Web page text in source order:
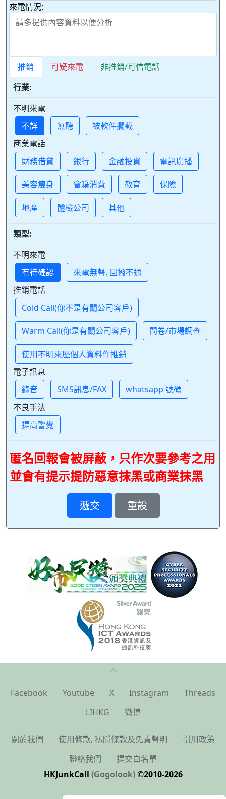
來電情況:
推銷 可疑來電
非推銷/可信電話
行業:
不明來電
不詳
無聽
被軟件攔截
商業電話
財務借貸
銀行 金融投資 電訊廣播
美容瘦身 會籍消費 教育 保險
地產 體檢公司 其他
類型:
不明來電
有待確認
來電無聲, 回撥不通
推銷電話
Cold Call(你不是有關公司客戶)
Warm Call(你是有關公司客戶) 問卷/市場調查
使用不明來歷個人資料作推銷
電子訊息
錄音
SMS訊息/FAX
whatsapp 號碼
不良手法
提高警覺
匿名回報會被屏蔽，只作次要參考之用
並會有提示提防惡意抹黑或商業抹黑
Facebook Youtube X Instagram
Threads
LIHKG
微博
關於我們 使用條款, 私隱條款及免責聲明
引用政策
聯絡我們
提交白名單
HKJunkCall (Gogolook)©2010-2026